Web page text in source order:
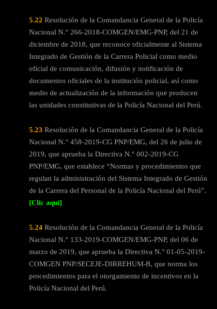
5.22 Resolución de la Comandancia General de la Policía
Nacional N.° 266-2018-COMGEN/EMG-PNP, del 21 de
diciembre de 2018, que reconoce oficialmente al Sistema
Integrado de Gestión de la Carrera Policial como medio
oficial de comunicación, difusión y notificación de
documentos oficiales de la institución policial, así como
medio de actualización de la información que producen
las unidades constitutivas de la Policía Nacional del Perú.
5.23 Resolución de la Comandancia General de la Policía
Nacional N.° 458-2019-CG PNP/EMG, del 26 de julio de
2019, que aprueba la Directiva N.° 002-2019-CG
PNP/EMG, que establece “Normas y procedimientos que
regulan la administración del Sistema Integrado de Gestión
de la Carrera del Personal de la Policía Nacional del Perú”.
[Clic aquí]
5.24 Resolución de la Comandancia General de la Policía
Nacional N.° 133-2019-COMGEN/EMG-PNP, del 06 de
marzo de 2019, que aprueba la Directiva N.° 01-05-2019-
COMGEN PNP/SECEJE-DIRREHUM-B, que norma los
procedimientos para el otorgamiento de incentivos en la
Policía Nacional del Perú.